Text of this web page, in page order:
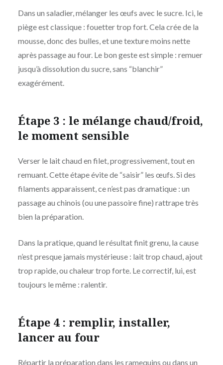
Dans un saladier, mélanger les œufs avec le sucre. Ici, le
piège est classique : fouetter trop fort. Cela crée de la
mousse, donc des bulles, et une texture moins nette
après passage au four. Le bon geste est simple : remuer
jusqu’à dissolution du sucre, sans “blanchir”
exagérément.
Étape 3 : le mélange chaud/froid,
le moment sensible
Verser le lait chaud en filet, progressivement, tout en
remuant. Cette étape évite de “saisir” les œufs. Si des
filaments apparaissent, ce n’est pas dramatique : un
passage au chinois (ou une passoire fine) rattrape très
bien la préparation.
Dans la pratique, quand le résultat finit grenu, la cause
n’est presque jamais mystérieuse : lait trop chaud, ajout
trop rapide, ou chaleur trop forte. Le correctif, lui, est
toujours le même : ralentir.
Étape 4 : remplir, installer,
lancer au four
Répartir la préparation dans les ramequins ou dans un